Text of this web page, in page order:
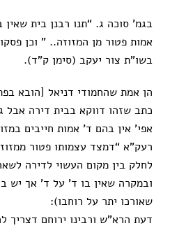
בגמ’ סוכה ג. “תנו רבנן בית
אמות פטור מן המזוזה.. ” וכן
בשו”ת צור יעקב (סימן ק”ד).
הן אמת שהחמודי דניאל [הובא
כתב שזהו דווקא בבית דירה אבל
אפי’ אין בהם ד’ אמות חייבים
רעק”א “דמצד עצמותו פטור
לחלק בין מקום העשוי לדירה
ובמקרה שאין בו ד’ על ד’ אך יש
שאורכו יתר על רוחבו):
דעת הרא”ש ורבינו ירוחם דצריך